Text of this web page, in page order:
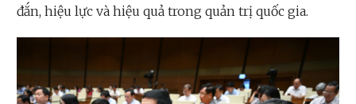
đắn, hiệu lực và hiệu quả trong quản trị quốc gia.